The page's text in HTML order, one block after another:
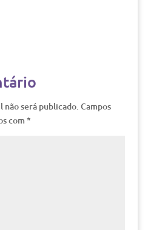
não será publicado. Campos
com *